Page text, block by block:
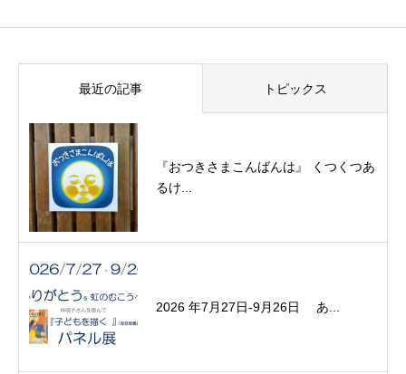
最近の記事 トピックス
『おつきさまこんばんは』 くつくつあ
るけ...
2026 年7月27日-9月26日 あ...